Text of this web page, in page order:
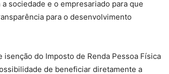
sociedade e o empresariado para que
para o desenvolvimento
do Imposto de Renda Pessoa Física
de beneficiar diretamente a